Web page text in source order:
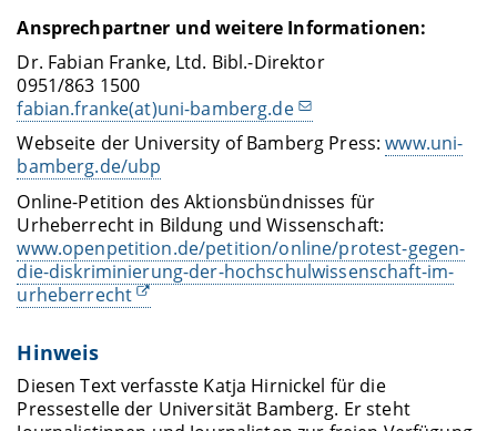
Ansprechpartner und weitere Informationen:
Dr. Fabian Franke, Ltd. Bibl.-Direktor
0951/863 1500
fabian.franke(at)uni-bamberg.de
Webseite der University of Bamberg Press:www.uni-
bamberg.de/ubp
Online-Petition des Aktionsbündnisses für
Urheberrecht in Bildung und Wissenschaft:
www.openpetition.de/petition/online/protest-gegen-
die-diskriminierung-der-hochschulwissenschaft-im-
urheberrecht
Hinweis
Diesen Text verfasste Katja Hirnickel für die
Pressestelle der Universität Bamberg. Er steht